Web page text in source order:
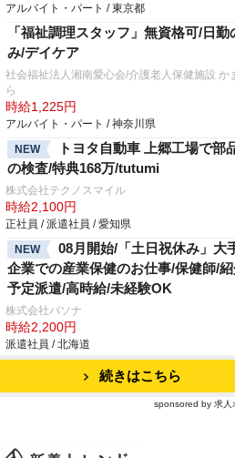
アルバイト・パート / 東京都
「福祉調理スタッフ」無資格可/日勤
み/デイケア
社会福祉法人湘南愛心会/介護老人保健施設 か
ら
時給1,225円
アルバイト・パート / 神奈川県
NEW
トヨタ自動車 上郷工場で部
の検査/特典168万/tutumi
株式会社テクノスマイル
時給2,100円
正社員 / 派遣社員 / 愛知県
NEW
08月開始/「土日祝休み」大
企業での産業保健のお仕事/保健師/
予定派遣/高時給/未経験OK
株式会社パソナ
時給2,200円
派遣社員 / 北海道
続きはこちら
sponsored by 求人